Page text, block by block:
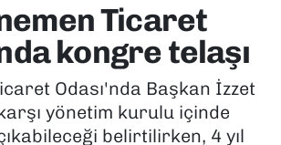
Ticaret
kongre telaşı
Odası'nda Başkan İzzet
yönetim kurulu içinde
belirtilirken, 4 yıl
Haberleri